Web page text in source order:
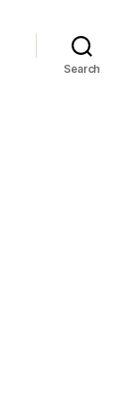
Search